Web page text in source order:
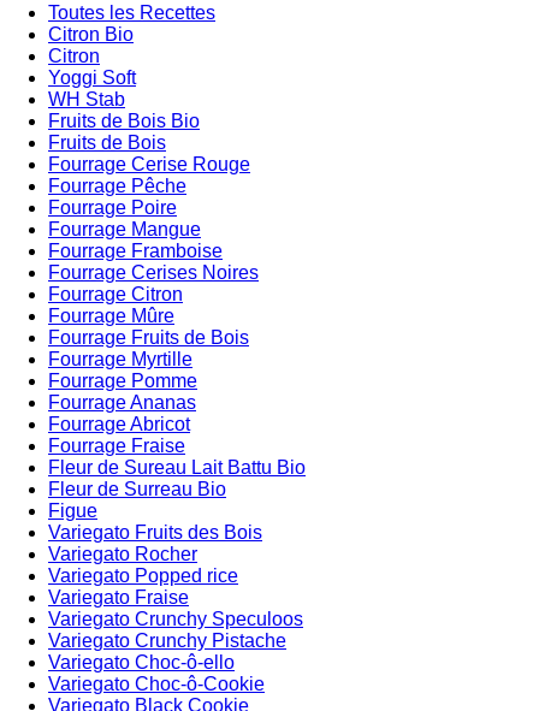
Toutes les Recettes
Citron Bio
Citron
Yoggi Soft
WH Stab
Fruits de Bois Bio
Fruits de Bois
Fourrage Cerise Rouge
Fourrage Pêche
Fourrage Poire
Fourrage Mangue
Fourrage Framboise
Fourrage Cerises Noires
Fourrage Citron
Fourrage Mûre
Fourrage Fruits de Bois
Fourrage Myrtille
Fourrage Pomme
Fourrage Ananas
Fourrage Abricot
Fourrage Fraise
Fleur de Sureau Lait Battu Bio
Fleur de Surreau Bio
Figue
Variegato Fruits des Bois
Variegato Rocher
Variegato Popped rice
Variegato Fraise
Variegato Crunchy Speculoos
Variegato Crunchy Pistache
Variegato Choc-ô-ello
Variegato Choc-ô-Cookie
Variegato Black Cookie